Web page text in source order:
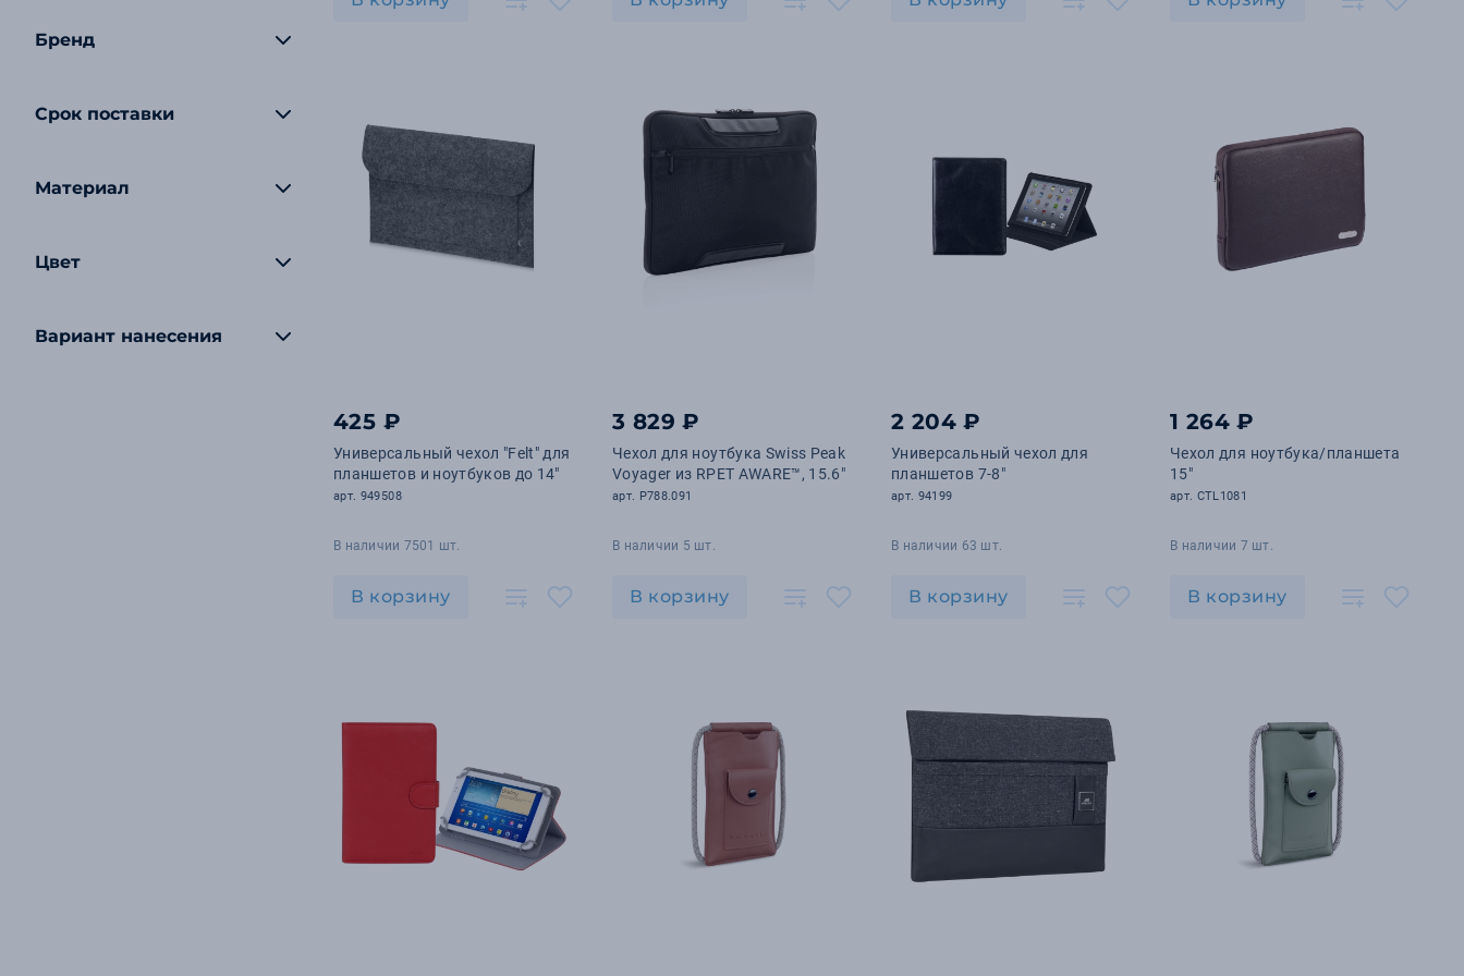
Бренд
Срок поставки
Материал
Цвет
Вариант нанесения
425 ₽
Универсальный чехол "Felt" для
планшетов и ноутбуков до 14"
арт. 949508
В наличии 7501 шт.
В корзину
3 829 ₽
Чехол для ноутбука Swiss Peak
Voyager из RPET AWARE™, 15.6"
арт. P788.091
В наличии 5 шт.
В корзину
2 204 ₽
Универсальный чехол для
планшетов 7-8"
арт. 94199
В наличии 63 шт.
В корзину
1 264 ₽
Чехол для ноутбука/планшета
15"
арт. CTL1081
В наличии 7 шт.
В корзину